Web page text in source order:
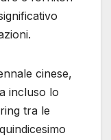
cinese,
incluso lo
tra le